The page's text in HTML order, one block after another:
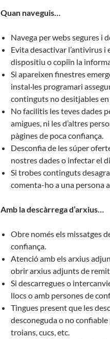
Quan naveguis…
Navega per webs segures i
Evita desactivar l’antivirus i
dispositiu o copiïn la
Si apareixen finestres
instal·les programari
continguts no desitjables
No facilitis les teves dades
amigues, ni les d’altres
pàgines de poca confiança.
Desconfia de les súper
nostres dades o infectar el
Si trobes continguts
comenta-ho a una persona
Amb la descàrrega d’arxius…
Obre només els missatges
confiança.
Atenció amb els arxius
obrir arxius adjunts de
Si descarregues o
llocs o amb persones de
Tingues present que les
desconeguda o no confiable
troians, cucs, etc.